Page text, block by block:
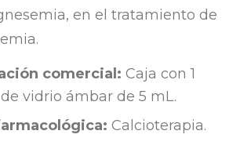
en el tratamiento de
comercial: Caja con 1
vidrio ámbar de 5 mL.
Calcioterapia.